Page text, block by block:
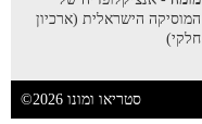
המוסיקה הישראלית (ארכיון
חלקי)
©2026 סטריאו ומונו